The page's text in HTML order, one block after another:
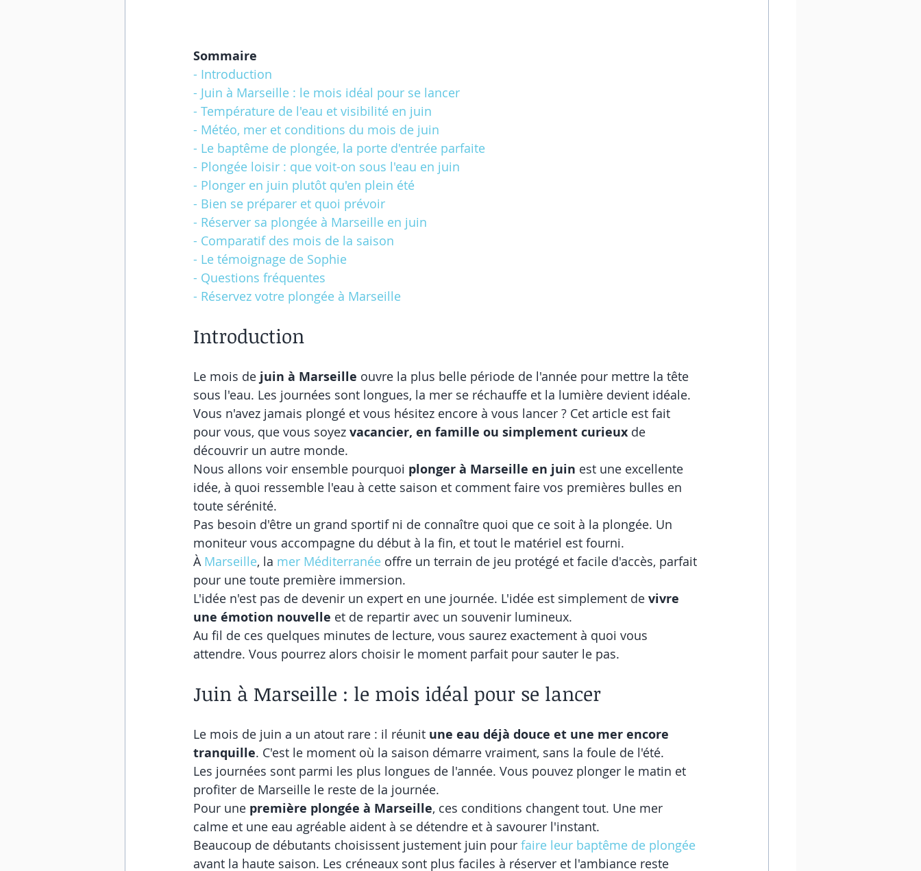
Sommaire
- Introduction
- Juin à Marseille : le mois idéal pour se lancer
- Température de l'eau et visibilité en juin
- Météo, mer et conditions du mois de juin
- Le baptême de plongée, la porte d'entrée parfaite
- Plongée loisir : que voit-on sous l'eau en juin
- Plonger en juin plutôt qu'en plein été
- Bien se préparer et quoi prévoir
- Réserver sa plongée à Marseille en juin
- Comparatif des mois de la saison
- Le témoignage de Sophie
- Questions fréquentes
- Réservez votre plongée à Marseille
Introduction
Le mois de juin à Marseille ouvre la plus belle période de l'année pour mettre la tête
sous l'eau. Les journées sont longues, la mer se réchauffe et la lumière devient idéale.
Vous n'avez jamais plongé et vous hésitez encore à vous lancer ? Cet article est fait
pour vous, que vous soyez vacancier, en famille ou simplement curieux de
découvrir un autre monde.
Nous allons voir ensemble pourquoi plonger à Marseille en juin est une excellente
idée, à quoi ressemble l'eau à cette saison et comment faire vos premières bulles en
toute sérénité.
Pas besoin d'être un grand sportif ni de connaître quoi que ce soit à la plongée. Un
moniteur vous accompagne du début à la fin, et tout le matériel est fourni.
À Marseille, la mer Méditerranée offre un terrain de jeu protégé et facile d'accès, parfait
pour une toute première immersion.
L'idée n'est pas de devenir un expert en une journée. L'idée est simplement de vivre
une émotion nouvelle et de repartir avec un souvenir lumineux.
Au fil de ces quelques minutes de lecture, vous saurez exactement à quoi vous
attendre. Vous pourrez alors choisir le moment parfait pour sauter le pas.
Juin à Marseille : le mois idéal pour se lancer
Le mois de juin a un atout rare : il réunit une eau déjà douce et une mer encore
tranquille. C'est le moment où la saison démarre vraiment, sans la foule de l'été.
Les journées sont parmi les plus longues de l'année. Vous pouvez plonger le matin et
profiter de Marseille le reste de la journée.
Pour une première plongée à Marseille, ces conditions changent tout. Une mer
calme et une eau agréable aident à se détendre et à savourer l'instant.
Beaucoup de débutants choisissent justement juin pour faire leur baptême de plongée
avant la haute saison. Les créneaux sont plus faciles à réserver et l'ambiance reste